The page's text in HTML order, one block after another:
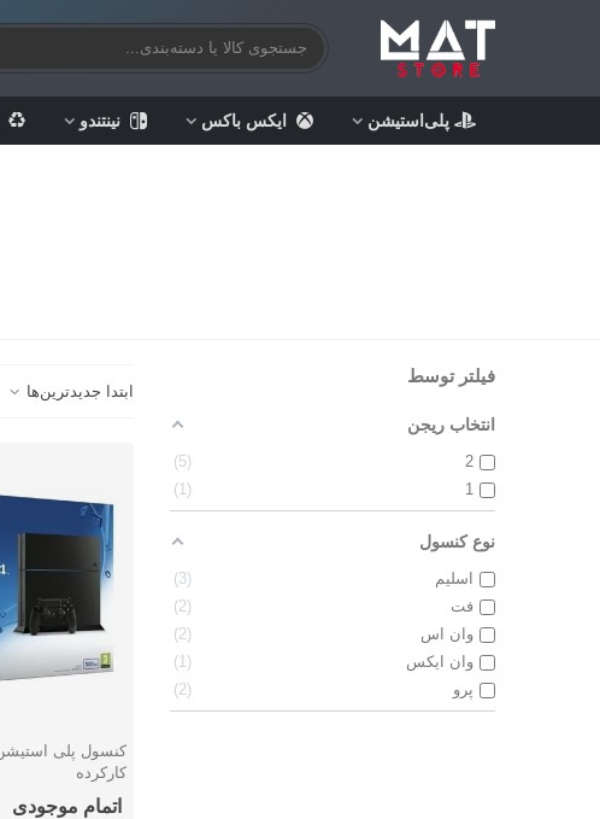
پلی‌استیشن ایکس باکس نینتندو
فیلتر توسط
انتخاب ریجن
2
5
1
1
نوع کنسول
اسلیم
3
فت
2
وان اس
2
وان ایکس
1
پرو
2
ابتدا جدیدترین‌ها
نمایش سریع
کارکرده
اتمام موجودی